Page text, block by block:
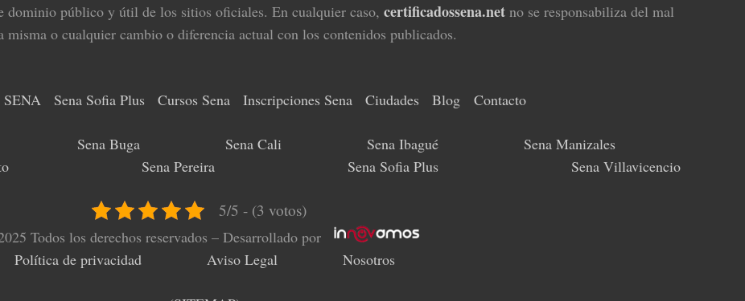
público y útil de los sitios oficiales. En cualquier caso, certificadossena.netno se responsabiliza del mal
misma o cualquier cambio o diferencia actual con los contenidos publicados.
SENA Sena Sofia Plus Cursos Sena Inscripciones Sena Ciudades Blog Contacto
Sena Buga Sena Cali Sena Ibagué
Sena Manizales
Sena Pereira Sena Sofia Plus Sena Villavicencio
5/5 - (3 votos)
Todos los derechos reservados – Desarrollado por
Política de privacidad
Aviso Legal Nosotros